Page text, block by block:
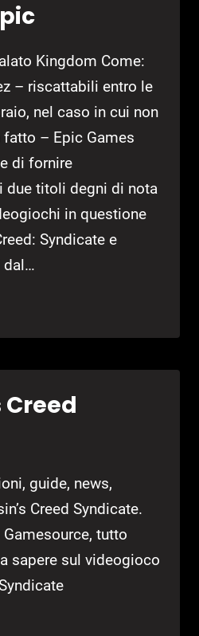
Kingdom Come:
– riscattabili entro le
nel caso in cui non
– Epic Games
di fornire
due titoli degni di nota
in questione
Syndicate e
dal…
Creed
guide, news,
Creed Syndicate.
tutto
sapere sul videogioco